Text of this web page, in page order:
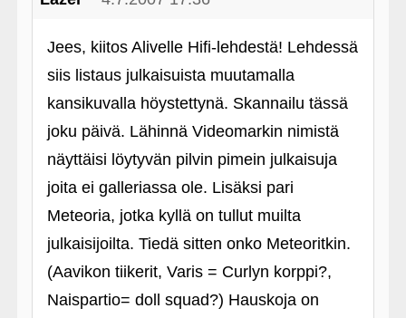
Jees, kiitos Alivelle Hifi-lehdestä! Lehdessä
siis listaus julkaisuista muutamalla
kansikuvalla höystettynä. Skannailu tässä
joku päivä. Lähinnä Videomarkin nimistä
näyttäisi löytyvän pilvin pimein julkaisuja
joita ei galleriassa ole. Lisäksi pari
Meteoria, jotka kyllä on tullut muilta
julkaisijoilta. Tiedä sitten onko Meteoritkin.
(Aavikon tiikerit, Varis = Curlyn korppi?,
Naispartio= doll squad?) Hauskoja on